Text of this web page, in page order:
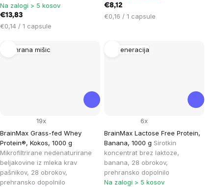
Na zalogi > 5 kosov
€13,83
Cena
enoto:
€0,14 / 1 capsule
€8,12
Cena
€0,16 / 1 capsule
Prehrana mišic
BrainMax Grass-fed Whey
Protein®, Kokos, 1000 g
Mikrofiltrirane nedenaturirane
beljakovine iz mleka krav
pašnikov, 28 obrokov,
prehransko dopolnilo
19x
Regeneracija
BrainMax Lactose Free Protein,
Banana, 1000 g Sirotkin
koncentrat brez laktoze,
banana, 28 obrokov,
prehransko dopolnilo
6x
Na zalogi > 5 kosov